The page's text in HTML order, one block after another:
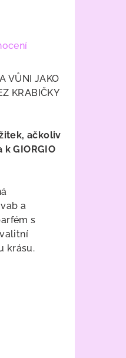
VŮNI JAKO
KRABIČKY
ačkoliv
GIORGIO
a
s
krásu.